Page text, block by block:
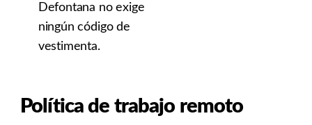
Defontana no exige
ningún código de
vestimenta.
Política de trabajo remoto